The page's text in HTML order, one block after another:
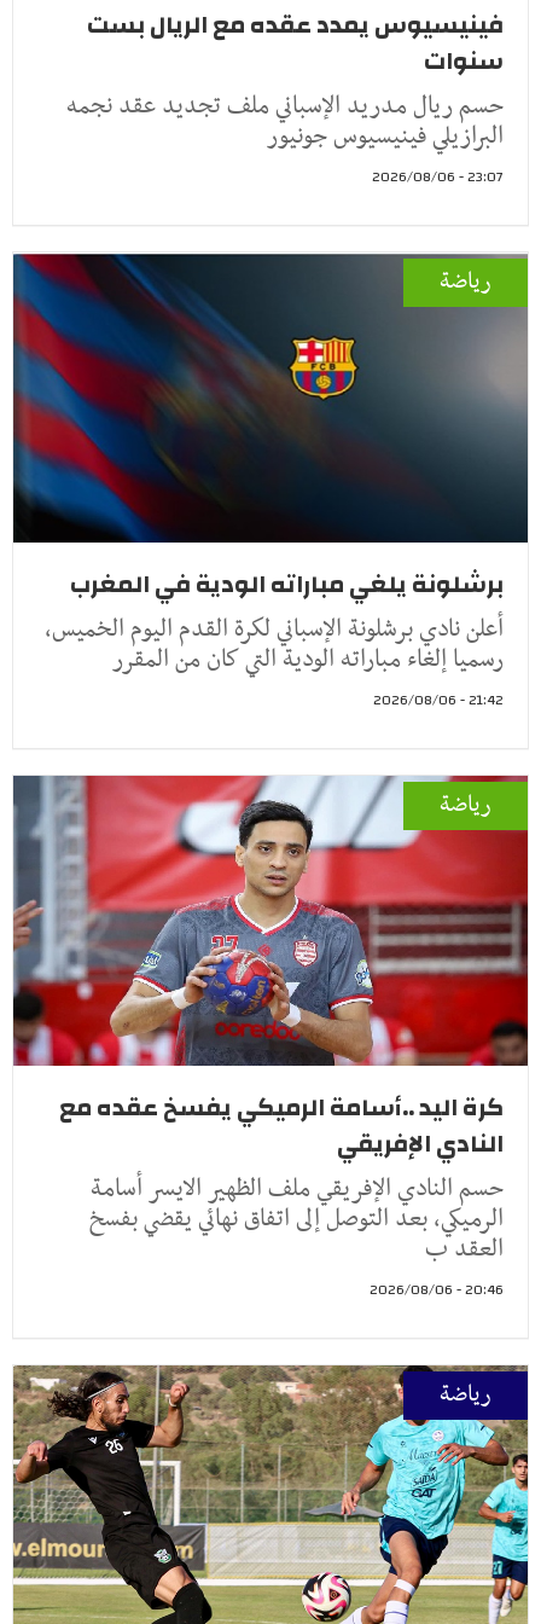
فينيسيوس يمدد عقده مع الريال بست
سنوات
حسم ريال مدريد الإسباني ملف تجديد عقد نجمه
البرازيلي فينيسيوس جونيور
23:07 - 2026/08/06
رياضة
برشلونة يلغي مباراته الودية في المغرب
أعلن نادي برشلونة الإسباني لكرة القدم اليوم الخميس،
رسميا إلغاء مباراته الودية التي كان من المقرر
21:42 - 2026/08/06
رياضة
كرة اليد ..أسامة الرميكي يفسخ عقده مع
النادي الإفريقي
حسم النادي الإفريقي ملف الظهير الايسر أسامة
الرميكي، بعد التوصل إلى اتفاق نهائي يقضي بفسخ
العقد ب
20:46 - 2026/08/06
رياضة